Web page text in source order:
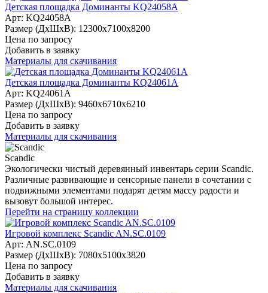
Детская площадка Доминанты KQ24058A
Арт: KQ24058A
Размер (ДхШхВ): 12300х7100х8200
Цена по запросу
Добавить в заявку
Материалы для скачивания
Детская площадка Доминанты KQ24061A
Арт: KQ24061A
Размер (ДхШхВ): 9460х6710х6210
Цена по запросу
Добавить в заявку
Материалы для скачивания
Scandic
Экологически чистый деревянный инвентарь серии Scandic.
Различные развивающие и сенсорные панели в сочетании с
подвижными элементами подарят детям массу радости и
вызовут большой интерес.
Перейти на страницу коллекции
Игровой комплекс Scandic AN.SC.0109
Арт: AN.SC.0109
Размер (ДхШхВ): 7080х5100х3820
Цена по запросу
Добавить в заявку
Материалы для скачивания